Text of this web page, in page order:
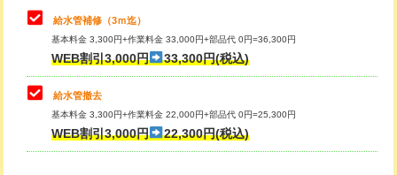
マス交換（土の掘削・埋め戻し作業）
マス交換（深さ50㎝未満）
マス交換（深さ50㎝以上）
コンクリート斫り（厚さ10㎝まで）
理・調整・分解・加工など（中作業）
止水・漏水調査・防水処理・清掃・修
理・調整・分解・加工など（重作業）
33,000円
その他部品の脱着
交換・取付（タンク）
給水管補修（3ｍ迄）
基本料金 3,300円+作業料金 33,000円+部品代 0円=36,300円
WEB割引3,000円 33,300円(税込)
給水管撤去
基本料金 3,300円+作業料金 22,000円+部品代 0円=25,300円
WEB割引3,000円 22,300円(税込)